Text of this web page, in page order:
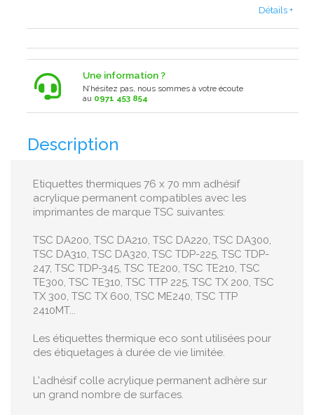
Détails +
Une information ?
N’hésitez pas, nous sommes à votre écoute
au 0971 453 854
Description
Etiquettes thermiques 76 x 70 mm adhésif
acrylique permanent compatibles avec les
imprimantes de marque TSC suivantes:
TSC DA200, TSC DA210, TSC DA220, TSC DA300,
TSC DA310, TSC DA320, TSC TDP-225, TSC TDP-
247, TSC TDP-345, TSC TE200, TSC TE210, TSC
TE300, TSC TE310, TSC TTP 225, TSC TX 200, TSC
TX 300, TSC TX 600, TSC ME240, TSC TTP
2410MT...
Les étiquettes thermique eco sont utilisées pour
des étiquetages à durée de vie limitée.
L'adhésif colle acrylique permanent adhère sur
un grand nombre de surfaces.